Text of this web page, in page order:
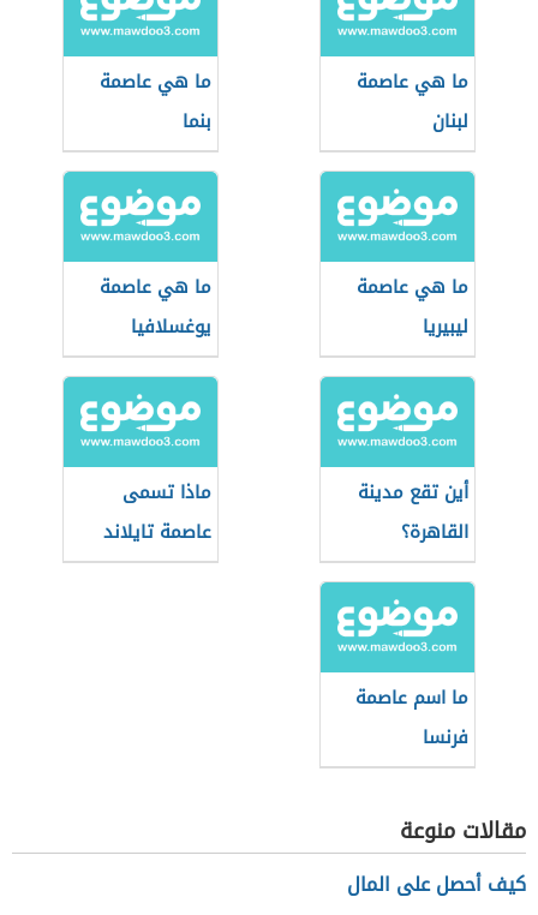
ما هي عاصمة
لبنان
ما هي عاصمة
بنما
ما هي عاصمة
ليبيريا
ما هي عاصمة
يوغسلافيا
أين تقع مدينة
القاهرة؟
ماذا تسمى
عاصمة تايلاند
ما اسم عاصمة
فرنسا
مقالات منوعة
كيف أحصل على المال